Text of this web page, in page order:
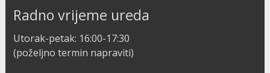
Radno vrijeme ureda
Utorak-petak: 16:00-17:30
(poželjno termin napraviti)